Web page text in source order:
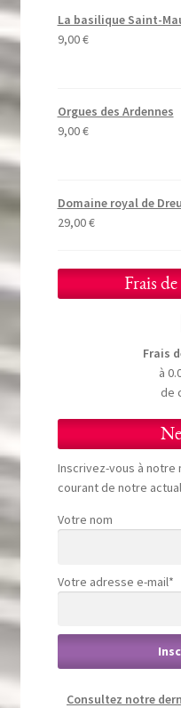
La basilique Saint-
9,00€
Orgues des Ardennes
9,00€
Domaine royal de
29,00€
Frais
Frais
à
de
Inscrivez-vous à
courant de notre
Votre nom
Votre adresse e-mail*
Consultez notre